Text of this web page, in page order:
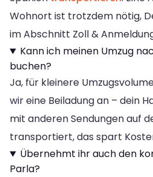
Wohnort ist trotzdem nötig,
im Abschnitt Zoll &
Kann ich meinen Umzug
buchen?
Ja, für kleinere
wir eine Beiladung an – dein
mit anderen Sendungen auf
transportiert, das spart
Übernehmt ihr auch den
Parla?